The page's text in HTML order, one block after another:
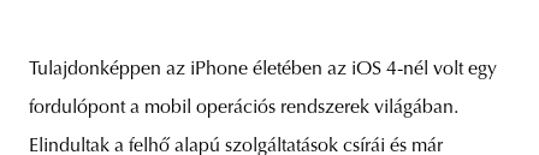
Tulajdonképpen az iPhone életében az iOS 4-nél volt egy
fordulópont a mobil operációs rendszerek világában.
Elindultak a felhő alapú szolgáltatások csírái és már